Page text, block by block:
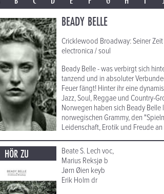
BEADY BELLE
Cricklewood Broadway: Seiner
electronica / soul
Beady Belle - was verbirgt sich
tanzend und in absoluter
Feuer fängt! Hinter ihr eine
Jazz, Soul, Reggae und Country-
Norwegen haben sich Beady
norwegischen Grammy, den
Leidenschaft, Erotik und Freude
HÖR ZU
Beate S. Lech voc,
Marius Reksjø b
Jørn Øien keyb
Erik Holm dr